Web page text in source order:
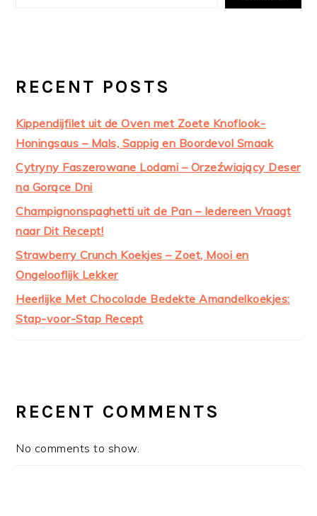
RECENT POSTS
Kippendijfilet uit de Oven met Zoete Knoflook-
Honingsaus – Mals, Sappig en Boordevol Smaak
Cytryny Faszerowane Lodami – Orzeźwiający Deser
na Gorące Dni
Champignonspaghetti uit de Pan – Iedereen Vraagt
naar Dit Recept!
Strawberry Crunch Koekjes – Zoet, Mooi en
Ongelooflijk Lekker
Heerlijke Met Chocolade Bedekte Amandelkoekjes:
Stap-voor-Stap Recept
RECENT COMMENTS
No comments to show.